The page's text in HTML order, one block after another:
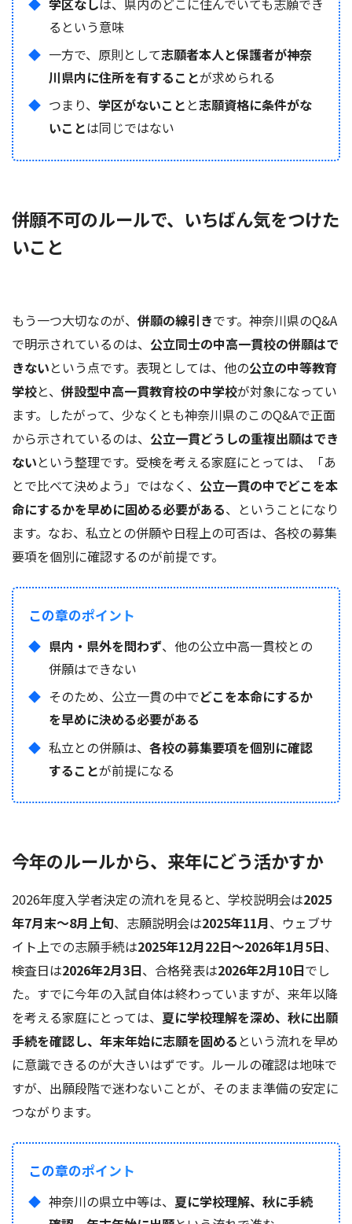
るという意味
一方で、原則として志願者本人と保護者が神奈
川県内に住所を有することが求められる
つまり、 学区がないこと と志願資格に条件がな
いことは同じではない
併願不可のルールで、いちばん気をつけた
いこと
もう一つ大切なのが、 併願の線引きです。神奈川県のQ&A
で明示されているのは、 公立同士の中高一貫校の併願はで
きないという点です。表現としては、他の公立の中等教育
学校と、 併設型中高一貫教育校の中学校が対象になってい
ます。したがって、少なくとも神奈川県のこのQ&Aで正面
から示されているのは、 公立一貫どうしの重複出願はでき
ないという整理です。受検を考える家庭にとっては、「あ
とで比べて決めよう」ではなく、 公立一貫の中でどこを本
命にするかを早めに固める必要がある、ということになり
ます。なお、私立との併願や日程上の可否は、各校の募集
要項を個別に確認するのが前提です。
この章のポイント
県内・県外を問わず、他の公立中高一貫校との
併願はできない
そのため、公立一貫の中でどこを本命にするか
を早めに決める必要がある
私立との併願は、 各校の募集要項を個別に確認
することが前提になる
今年のルールから、来年にどう活かすか
2026年度入学者決定の流れを見ると、学校説明会は2025
年7月末〜8月上旬、志願説明会は2025年11月、ウェブサ
イト上での志願手続は2025年12月22日〜2026年1月5日、
検査日は2026年2月3日、合格発表は2026年2月10日でし
た。すでに今年の入試自体は終わっていますが、来年以降
を考える家庭にとっては、 夏に学校理解を深め、秋に出願
手続を確認し、年末年始に志願を固める という流れを早め
に意識できるのが大きいはずです。ルールの確認は地味で
すが、出願段階で迷わないことが、そのまま準備の安定に
つながります。
この章のポイント
神奈川の県立中等は、 夏に学校理解、秋に手続